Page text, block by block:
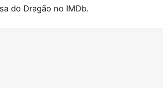
do Dragão no IMDb.